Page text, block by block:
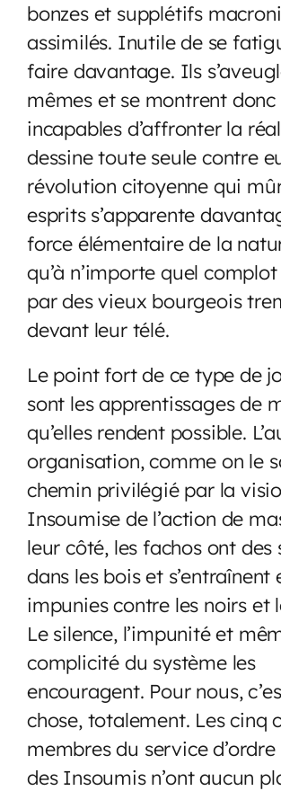
bonzes et supplétifs
assimilés. Inutile de se
faire davantage. Ils
mêmes et se montrent donc
incapables d’affronter la
dessine toute seule contre
révolution citoyenne qui
esprits s’apparente
force élémentaire de la
qu’à n’importe quel
par des vieux bourgeois
devant leur télé.
Le point fort de ce type de
sont les apprentissages de
qu’elles rendent possible.
organisation, comme on le
chemin privilégié par la
Insoumise de l’action de
leur côté, les fachos ont des
dans les bois et s’entraînent
impunies contre les noirs et
Le silence, l’impunité et
complicité du système les
encouragent. Pour nous,
chose, totalement. Les cinq
membres du service
des Insoumis n’ont aucun